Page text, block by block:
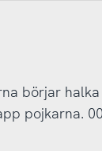
börjar
pojkarna.